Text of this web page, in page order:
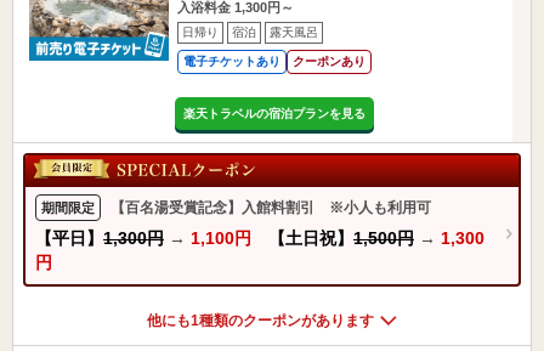
入浴料金 1,300円～
日帰り 宿泊 露天風呂
電子チケットあり クーポンあり
楽天トラベルの宿泊プランを見る
期間限定 【百名湯受賞記念】入館料割引 ※小人も利用可
【平日】 1,300円 → 1,100円 【土日祝】 1,500円 → 1,300
円
他にも1種類のクーポンがあります